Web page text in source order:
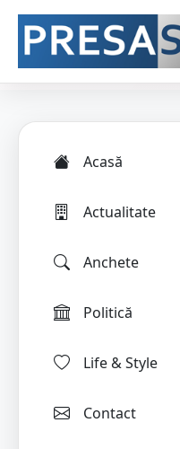
Acasă
Actualitate
Anchete
Politică
Life & Style
Contact